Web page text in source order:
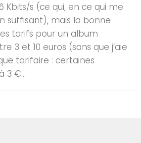
Kbits/s (ce qui, en ce qui me
suffisant), mais la bonne
tarifs pour un album
3 et 10 euros (sans que j’aie
tarifaire : certaines
3 €...